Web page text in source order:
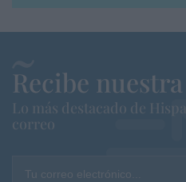
Recibe
Lo más destacado de
correo
Tu correo electrónico...